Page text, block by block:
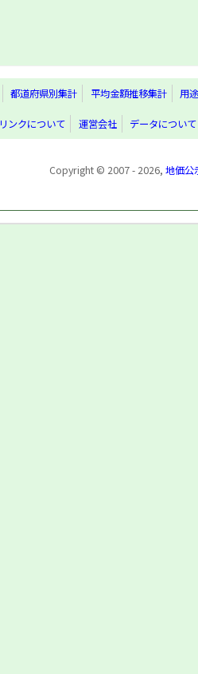
都道府県別集計 平均金額推移集計 用
リンクについて 運営会社 データについて
Copyright © 2007 - 2026, 地価公